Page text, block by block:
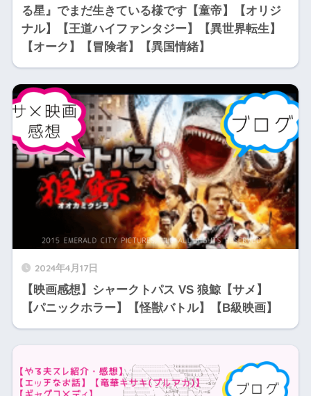
る星』でまだ生きている様です【童帝】【オリジ
ナル】【王道ハイファンタジー】【異世界転生】
【オーク】【冒険者】【異国情緒】
2024年4月17日
【映画感想】シャークトパス VS 狼鯨【サメ】
【パニックホラー】【怪獣バトル】【B級映画】